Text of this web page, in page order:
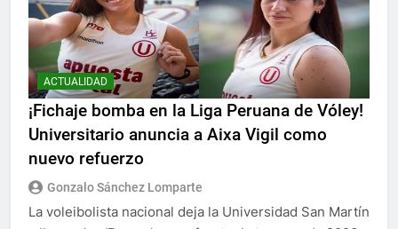
ACTUALIDAD
¡Fichaje bomba en la Liga Peruana de Vóley!
Universitario anuncia a Aixa Vigil como
nuevo refuerzo
Gonzalo Sánchez Lomparte
La voleibolista nacional deja la Universidad San Martín